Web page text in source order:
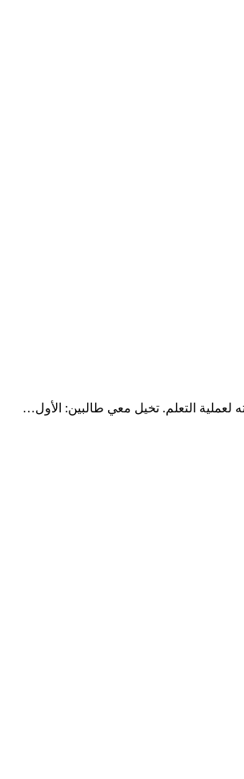
لعملية التعلم. تخيل معي طالبين: الأول…